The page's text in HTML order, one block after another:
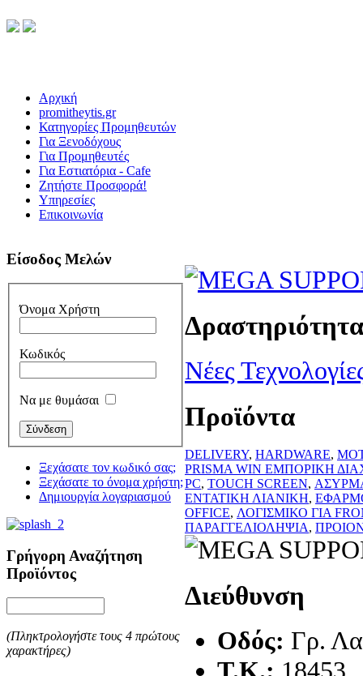
Αρχική
promitheytis.gr
Κατηγορίες Προμηθευτών
Για Ξενοδόχους
Για Προμηθευτές
Για Εστιατόρια - Cafe
Ζητήστε Προσφορά!
Υπηρεσίες
Επικοινωνία
Είσοδος Μελών
Όνομα Χρήστη
Κωδικός
Να με θυμάσαι
Ξεχάσατε τον κωδικό σας;
Ξεχάσατε το όνομα χρήστη;
Δημιουργία λογαριασμού
Γρήγορη Αναζήτηση
Προϊόντος
(Πληκτρολογήστε τους 4 πρώτους
χαρακτήρες)
Δραστηριότητα
Νέες
Προϊόντα
DELIVERY, HARDWARE,
PRISMA WIN ΕΜΠΟΡΙΚΗ
PC, TOUCH SCREEN,
ΕΝΤΑΤΙΚΗ ΛΙΑΝΙΚΗ,
OFFICE, ΛΟΓΙΣΜΙΚΟ ΓΙΑ
ΠΑΡΑΓΓΕΛΙΟΛΗΨΙΑ,
Διεύθυνση
Οδός: Γρ.